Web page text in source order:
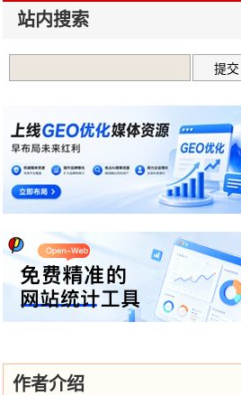
站内搜索
作者介绍